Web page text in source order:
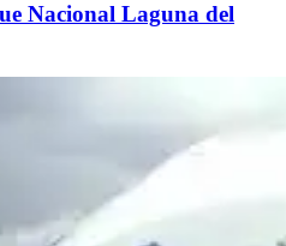
Nacional Laguna del